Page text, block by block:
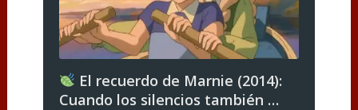
El recuerdo de Marnie (2014):
Cuando los silencios también …